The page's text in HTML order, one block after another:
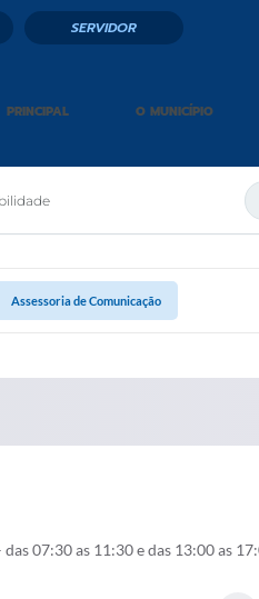
SERVIDOR
PRINCIPAL O MUNICÍPIO
Assessoria de Comunicação
07:30 as 11:30 e das 13:00 as